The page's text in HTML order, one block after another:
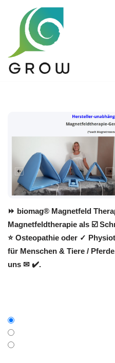
Zum
springen
⏩ biomag® Magnetfeld
Magnetfeldtherapie als ☑️
⭐ Osteopathie oder ✓
für Menschen & Tiere /
uns ✉ ✔️.